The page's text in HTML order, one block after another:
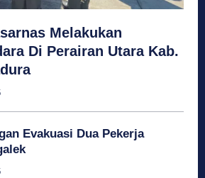
Melakukan
Di Perairan Utara Kab.
Evakuasi Dua Pekerja